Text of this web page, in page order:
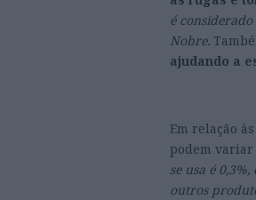
é
Nobre.
ajudando a
Em relação às
podem variar
se usa é
outros